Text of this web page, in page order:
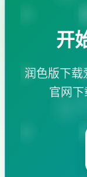
开
润色版下
官网